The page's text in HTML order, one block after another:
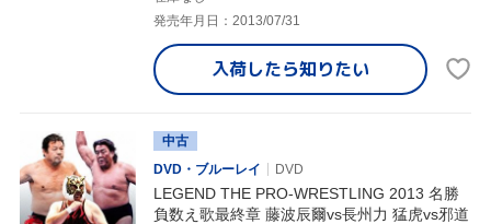
発売年月日：2013/07/31
入荷したら知りたい
中古
DVD・ブルーレイ
DVD
LEGEND THE PRO-WRESTLING 2013 名勝
負数え歌最終章 藤波辰爾vs長州力 猛虎vs邪道